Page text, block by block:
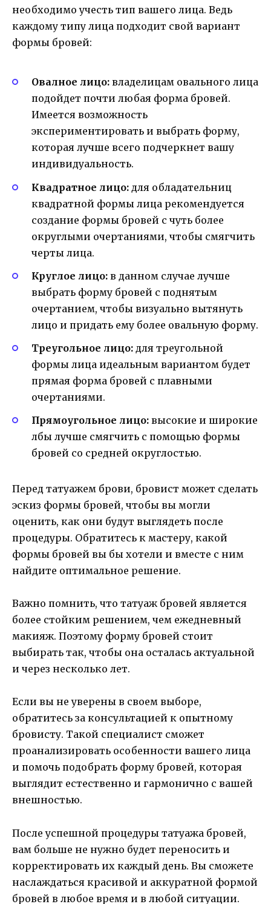
необходимо учесть тип вашего лица. Ведь
каждому типу лица подходит свой вариант
формы бровей:
Овалное лицо: владелицам овального лица
подойдет почти любая форма бровей.
Имеется возможность
экспериментировать и выбрать форму,
которая лучше всего подчеркнет вашу
индивидуальность.
Квадратное лицо: для обладательниц
квадратной формы лица рекомендуется
создание формы бровей с чуть более
округлыми очертаниями, чтобы смягчить
черты лица.
Круглое лицо: в данном случае лучше
выбрать форму бровей с поднятым
очертанием, чтобы визуально вытянуть
лицо и придать ему более овальную форму.
Треугольное лицо: для треугольной
формы лица идеальным вариантом будет
прямая форма бровей с плавными
очертаниями.
Прямоугольное лицо: высокие и широкие
лбы лучше смягчить с помощью формы
бровей со средней округлостью.
Перед татуажем брови, бровист может сделать
эскиз формы бровей, чтобы вы могли
оценить, как они будут выглядеть после
процедуры. Обратитесь к мастеру, какой
формы бровей вы бы хотели и вместе с ним
найдите оптимальное решение.
Важно помнить, что татуаж бровей является
более стойким решением, чем ежедневный
макияж. Поэтому форму бровей стоит
выбирать так, чтобы она осталась актуальной
и через несколько лет.
Если вы не уверены в своем выборе,
обратитесь за консультацией к опытному
бровисту. Такой специалист сможет
проанализировать особенности вашего лица
и помочь подобрать форму бровей, которая
выглядит естественно и гармонично с вашей
внешностью.
После успешной процедуры татуажа бровей,
вам больше не нужно будет переносить и
корректировать их каждый день. Вы сможете
наслаждаться красивой и аккуратной формой
бровей в любое время и в любой ситуации.